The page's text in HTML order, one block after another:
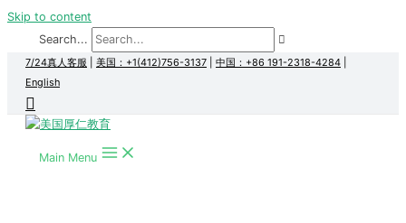
Skip to content
Search...
7/24真人客服 美国：+1(412)756-3137 中国：+86 191-2318-4284
English
Main Menu